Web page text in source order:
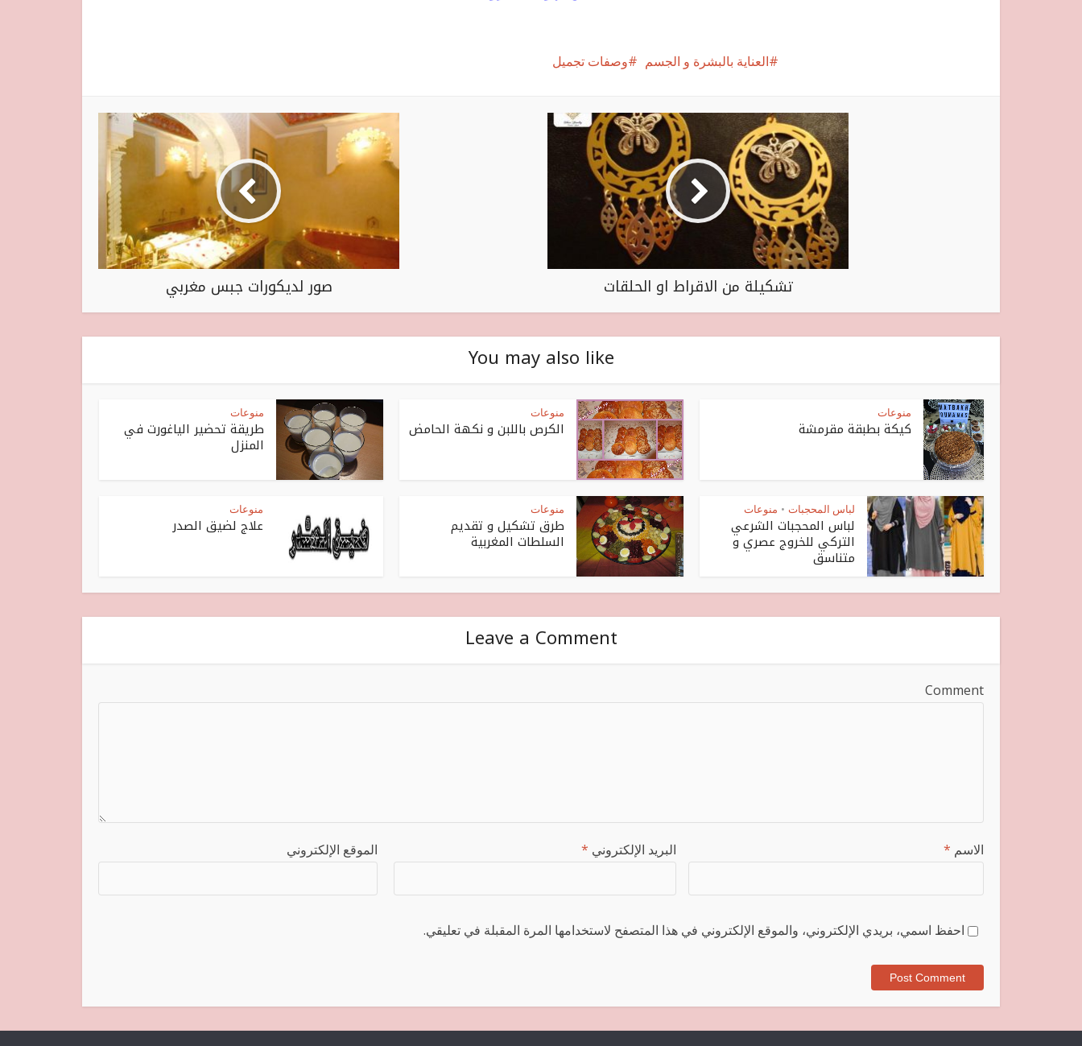
العناية بالبشرة و الجسم وصفات تجميل
صور لديكورات جبس مغربي تشكيلة من الاقراط او الحلقات
You may also like
منوعات
كيكة بطبقة مقرمشة
منوعات
الكرص باللبن و نكهة الحامض
منوعات
طريقة تحضير الياغورت في
المنزل
لباس المحجبات • منوعات
لباس المحجبات الشرعي
التركي للخروج عصري و
متناسق
منوعات
طرق تشكيل و تقديم
السلطات المغربية
منوعات
علاج لضيق الصدر‏
Leave a Comment
Comment
الاسم * البريد الإلكتروني * الموقع الإلكتروني
احفظ اسمي، بريدي الإلكتروني، والموقع الإلكتروني في هذا المتصفح لاستخدامها المرة المقبلة في تعليقي.